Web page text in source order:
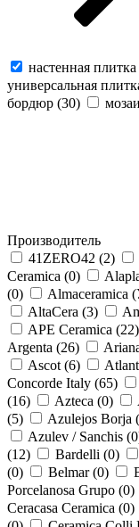
настенная
универсальная
бордюр (30)
Производитель
41ZERO42 (2)
Ceramica (0)
(0) Almaceramica
AltaCera (3)
APE Ceramica (22)
Argenta (26)
Ascot (6)
Concorde Italy (65)
(16) Azteca (0)
(5) Azulejos Borja (
Azulev / Sanchis (0
(12) Bardelli (0)
(0) Belmar (0)
Porcelanosa Grupo (0)
Ceracasa Ceramica (0)